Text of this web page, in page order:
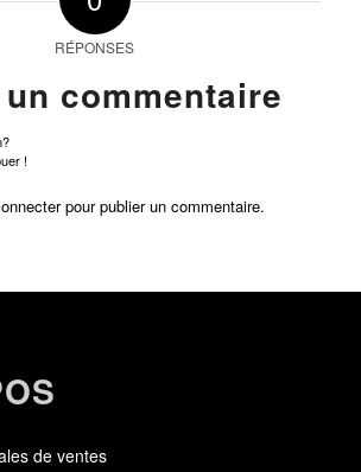
RÉPONSES
commentaire
!
pour publier un commentaire.
de ventes